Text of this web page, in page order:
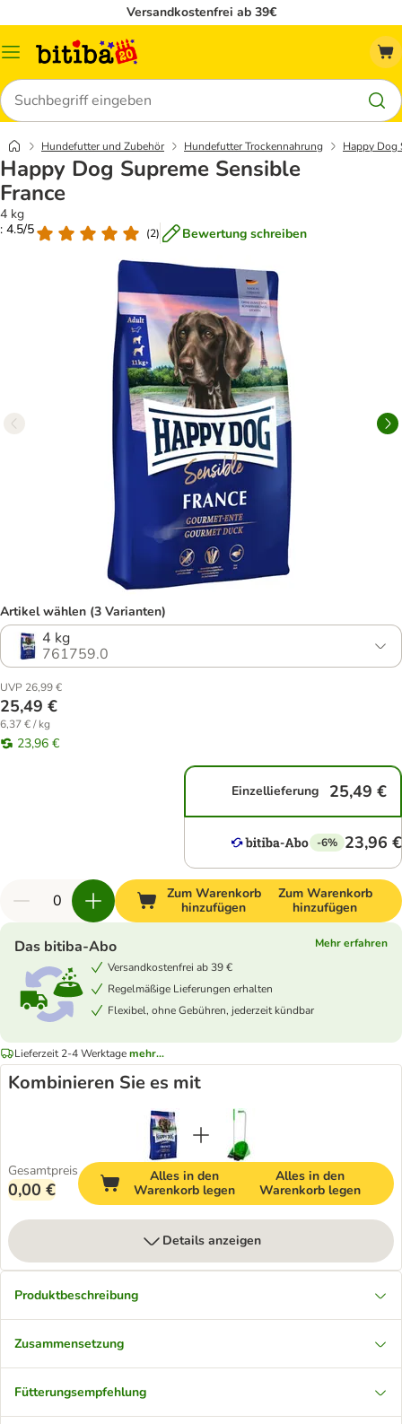
Versandkostenfrei ab 39€
Menü
Suchen
Hundefutter und Zubehör Hundefutter Trockennahrung Happy Dog
Happy Dog Supreme Sensible
France
4 kg
: 4.5/5
(2) Bewertung schreiben
Artikel wählen (3 Varianten)
4 kg
761759.0
UVP 26,99 €
25,49 €
6,37 € / kg
23,96 €
Einzellieferung 25,49 €
-6% 23,96 €
Zum Warenkorb
hinzufügen
Zum Warenkorb
hinzufügen
Das bitiba-Abo
Mehr erfahren
Versandkostenfrei ab 39 €
Regelmäßige Lieferungen erhalten
Flexibel, ohne Gebühren, jederzeit kündbar
Lieferzeit 2-4 Werktagemehr...
Kombinieren Sie es mit
Gesamtpreis
0,00 €
Alles in den
Warenkorb legen
Alles in den
Warenkorb legen
Details anzeigen
Produktbeschreibung
Zusammensetzung
Fütterungsempfehlung